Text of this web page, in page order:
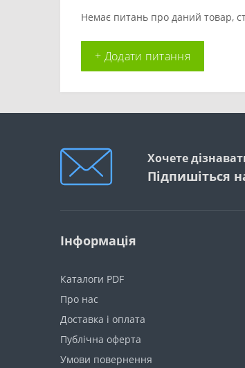
Немає питань про даний товар,
+ Додати питання
Хочете
Підпишіться
Інформація
Каталоги PDF
Про нас
Доставка і оплата
Публічна оферта
Умови повернення